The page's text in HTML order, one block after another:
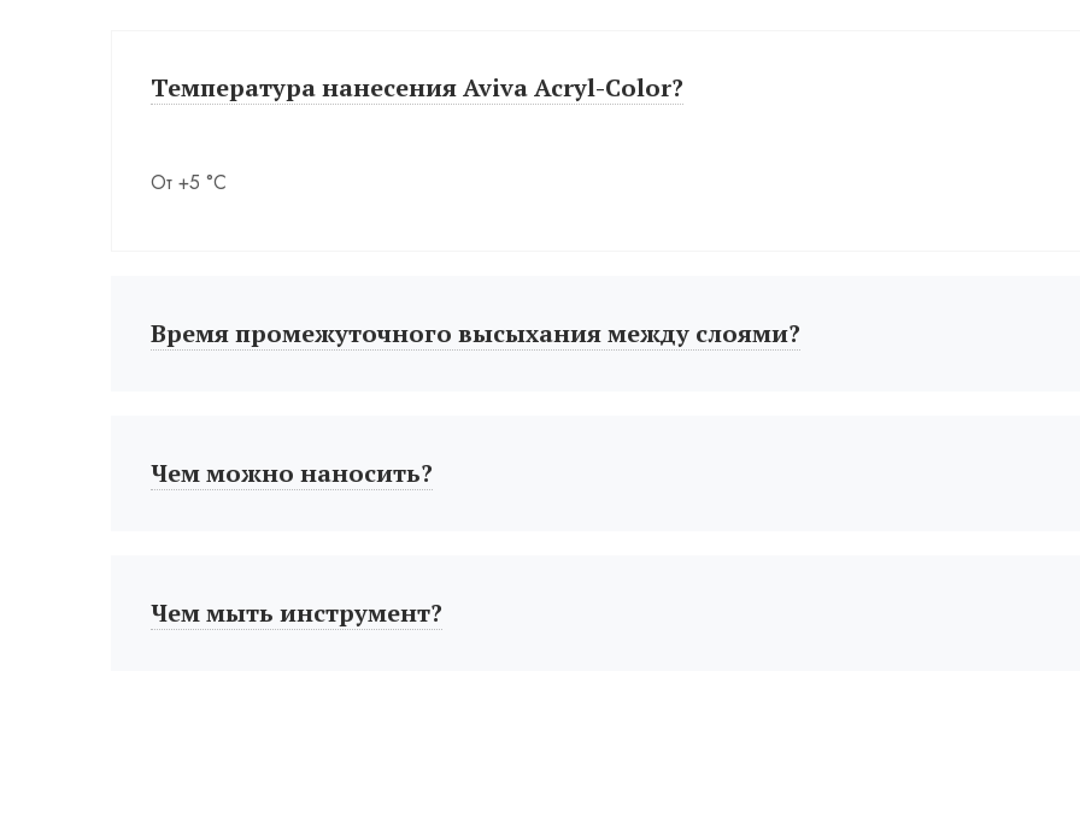
Температура нанесения Aviva Acryl-Color?
От +5 °С
Время промежуточного высыхания между слоями?
Чем можно наносить?
Чем мыть инструмент?